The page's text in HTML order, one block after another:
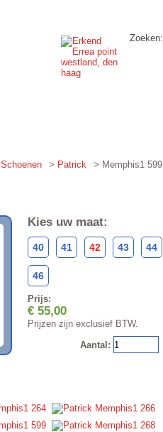
Zoeken:
SPONSORSHIP
Schoenen > Patrick > Memphis1 599
Kies uw maat:
40 41 42 43 44
46
Prijs:
€ 55,00
Prijzen zijn exclusief BTW.
Aantal: